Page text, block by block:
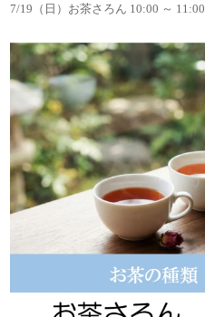
7/19（日）お茶さろん 10:00 ～ 11:00